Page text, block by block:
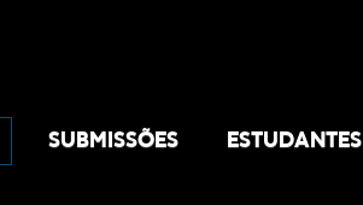
SUBMISSÕES ESTUDANTES